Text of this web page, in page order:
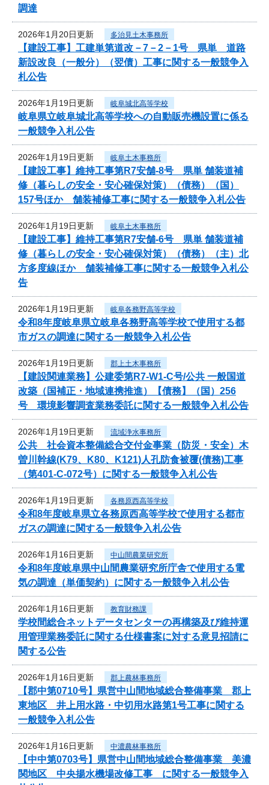
調達
2026年1月20日更新 多治見土木事務所
【建設工事】工建単第道改－7－2－1号 県単 道路
新設改良（一般分）（翌債）工事に関する一般競争入
札公告
2026年1月19日更新 岐阜城北高等学校
岐阜県立岐阜城北高等学校への自動販売機設置に係る
一般競争入札公告
2026年1月19日更新 岐阜土木事務所
【建設工事】維持工事第R7安舗-8号 県単 舗装道補
修（暮らしの安全・安心確保対策）（債務）（国）
157号ほか 舗装補修工事に関する一般競争入札公告
2026年1月19日更新 岐阜土木事務所
【建設工事】維持工事第R7安舗-6号 県単 舗装道補
修（暮らしの安全・安心確保対策）（債務）（主）北
方多度線ほか 舗装補修工事に関する一般競争入札公
告
2026年1月19日更新 岐阜各務野高等学校
令和8年度岐阜県立岐阜各務野高等学校で使用する都
市ガスの調達に関する一般競争入札公告
2026年1月19日更新 郡上土木事務所
【建設関連業務】公建委第R7-W1-C号/公共 一般国道
改築（国補正・地域連携推進）【債務】（国）256
号 環境影響調査業務委託に関する一般競争入札公告
2026年1月19日更新 流域浄水事務所
公共 社会資本整備総合交付金事業（防災・安全）木
曽川幹線(K79、K80、K121)人孔防食被覆(債務)工事
（第401-C-072号）に関する一般競争入札公告
2026年1月19日更新 各務原西高等学校
令和8年度岐阜県立各務原西高等学校で使用する都市
ガスの調達に関する一般競争入札公告
2026年1月16日更新 中山間農業研究所
令和8年度岐阜県中山間農業研究所庁舎で使用する電
気の調達（単価契約）に関する一般競争入札公告
2026年1月16日更新 教育財務課
学校間総合ネットデータセンターの再構築及び維持運
用管理業務委託に関する仕様書案に対する意見招請に
関する公告
2026年1月16日更新 郡上農林事務所
【郡中第0710号】県営中山間地域総合整備事業 郡上
東地区 井上用水路・中切用水路第1号工事に関する
一般競争入札公告
2026年1月16日更新 中濃農林事務所
【中中第0703号】県営中山間地域総合整備事業 美濃
関地区 中央揚水機場改修工事 に関する一般競争入